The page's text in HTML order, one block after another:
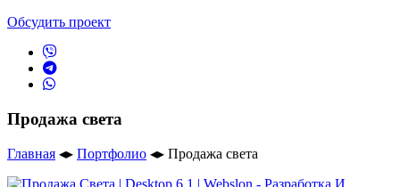
Обсудить проект
Продажа света
Главная ◂▸ Портфолио ◂▸ Продажа света